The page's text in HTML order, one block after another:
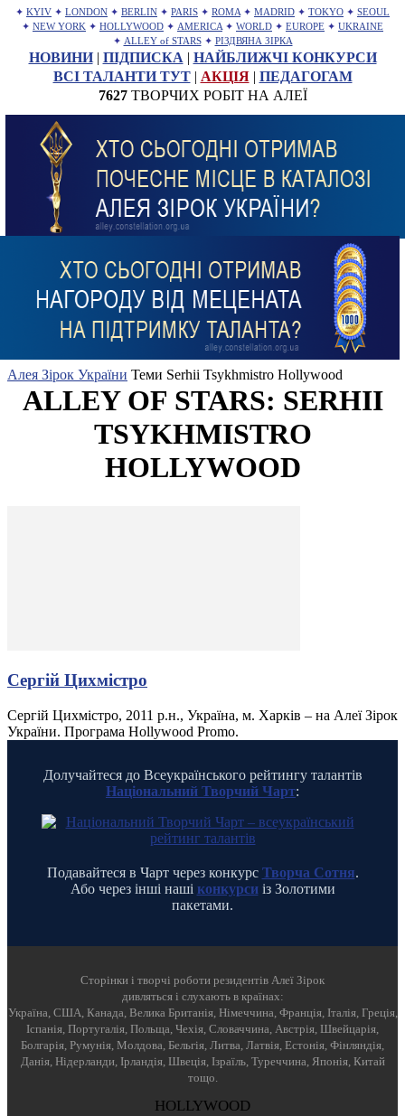
✦ KYIV ✦ LONDON ✦ BERLIN ✦ PARIS ✦ ROMA ✦ MADRID ✦ TOKYO ✦ SEOUL
✦ NEW YORK ✦ HOLLYWOOD ✦ AMERICA ✦ WORLD ✦ EUROPE ✦ UKRAINE
✦ ALLEY of STARS ✦ РІЗДВЯНА ЗІРКА
НОВИНИ| ПІДПИСКА | НАЙБЛИЖЧІ КОНКУРСИ
ВСІ ТАЛАНТИ ТУТ| АКЦІЯ| ПЕДАГОГАМ
7627ТВОРЧИХ РОБІТ НА АЛЕЇ
Алея Зірок України Теми Serhii Tsykhmistro Hollywood
ALLEY OF STARS: SERHII
TSYKHMISTRO
HOLLYWOOD
Сергій Цихмістро
Сергій Цихмістро, 2011 р.н., Україна, м. Харків – на Алеї Зірок
України. Програма Hollywood Promo.
Долучайтеся до Всеукраїнського рейтингу талантів
Національний Творчий Чарт:
Подавайтеся в Чарт через конкурс Творча Сотня.
Або через інші наші конкурсиіз Золотими
пакетами.
Cторінки і творчі роботи резидентів Алеї Зірок
дивляться і слухають в країнах:
Україна, США, Канада, Велика Британія, Німеччина, Франція, Італія, Греція,
Іспанія, Португалія, Польща, Чехія, Словаччина, Австрія, Швейцарія,
Болгарія, Румунія, Молдова, Бельгія, Литва, Латвія, Естонія, Фінляндія,
Данія, Нідерланди, Ірландія, Швеція, Ізраїль, Туреччина, Японія, Китай
тощо.
HOLLYWOOD